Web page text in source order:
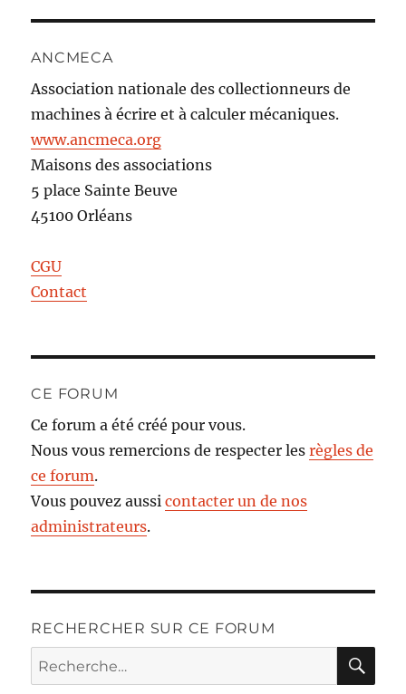
ANCMECA
Association nationale des collectionneurs de
machines à écrire et à calculer mécaniques.
www.ancmeca.org
Maisons des associations
5 place Sainte Beuve
45100 Orléans
CGU
Contact
CE FORUM
Ce forum a été créé pour vous.
Nous vous remercions de respecter lesrègles de
ce forum.
Vous pouvez aussicontacter un de nos
administrateurs.
RECHERCHER SUR CE FORUM
Recherche
pour :